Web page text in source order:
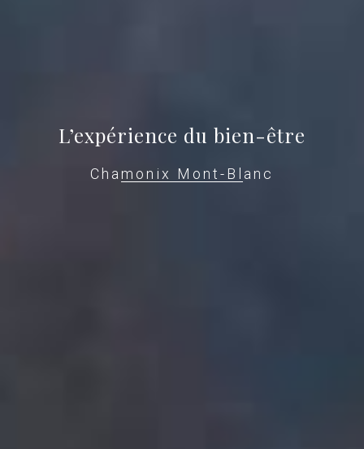
L’expérience du bien-être
Chamonix Mont-Blanc